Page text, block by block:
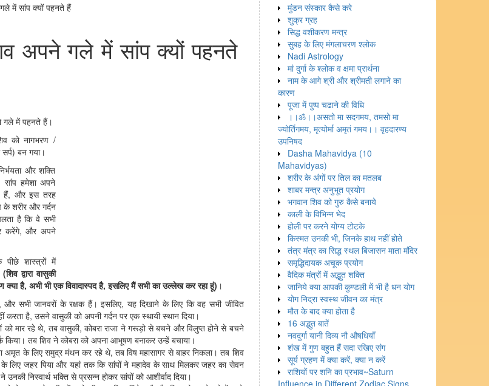
में सांप क्यों पहनते हैं
अपने गले में सांप क्यों पहनते
गले में पहनते हैं।
को नागभरण /
बन गया।
और शक्ति
सांप हमेशा अपने
हैं, और इस तरह
के शरीर और गर्दन
है कि वे सभी
करेंगे, और अपने
शास्त्रों में
(शिव द्वारा वासुकी
क्या है, अभी भी एक विवादास्पद है, इसलिए मैं सभी का उल्लेख कर रहा हूं) ।
और सभी जानवरों के रक्षक हैं। इसलिए, यह दिखाने के लिए कि वह सभी जीवित
करता है, उसने वासुकी को अपनी गर्दन पर एक स्थायी स्थान दिया।
को मार रहे थे, तब वासुकी, कोबरा राजा ने गरूड़ो से बचने और विलुप्त होने से बचने
किया। तब शिव ने कोबरा को अपना आभूषण बनाकर उन्हें बचाया।
के लिए समुद्र मंथन कर रहे थे, तब विष महासागर से बाहर निकला। तब शिव
के लिए जहर पिया और यहां तक ​​कि सांपों ने महादेव के साथ मिलकर जहर का सेवन
उनकी निस्वार्थ भक्ति से प्रसन्न होकर सांपों को आशीर्वाद दिया।
मुंडन संस्कार कैसे करे
शुक्र ग्रह
सिद्ध वशीकरण मन्त्र
सुबह के लिए मंगलाचरण श्लोक
Nadi Astrology
मां दुर्गा के श्लोक व क्षमा प्रार्थना
नाम के आगे श्री और श्रीमती लगाने का
कारण
पूजा में पुष्प चढाने की विधि
।।ॐ।।असतो मा सदगमय, तमसो मा
ज्योर्तिगमय, मृत्योर्मा अमृतं गमय।। वृहदारण्य
उपनिषद
Dasha Mahavidya (10
Mahavidyas)
शरीर के अंगों पर तिल का मतलब
शाबर मन्त्र अनुभूत प्रयोग
भगवान शिव को गुरु कैसे बनाये
काली के विभिन्न भेद
होली पर करने योग्य टोटके
किस्मत उनकी भी, जिनके हाथ नहीं होते
तंत्र मंत्र का सिद्ध स्थल बिजासन माता मंदिर
समृद्धिदायक अचूक प्रयोग
वैदिक मंत्रों में अद्भुत शक्ति
जानिये क्या आपकी कुण्डली में भी है धन योग
योग निद्रा स्वस्थ जीवन का मंत्र
मौत के बाद क्या होता है
16 अद्भुत बातें
नवदुर्गा यानी दिव्य नौ औषधियाँ
शंख में गुण बहुत हैं सदा रखिए संग
सूर्य ग्रहण में क्या करें, क्या न करें
राशियों पर शनि का प्रभाव~Saturn
Influence in Different Zodiac Signs